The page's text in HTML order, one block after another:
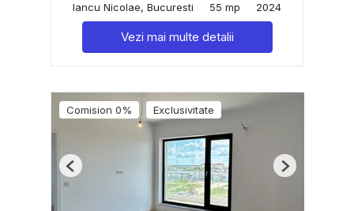
Iancu Nicolae, Bucuresti
55 mp 2024
Vezi mai multe detalii
Comision 0% Exclusivitate
Previous Next